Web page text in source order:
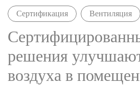
Сертификация Вентиляция
решения
воздуха в